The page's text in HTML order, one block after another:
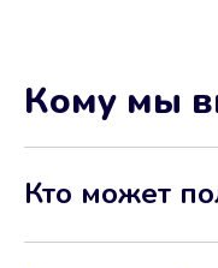
Кому мы
Кто может